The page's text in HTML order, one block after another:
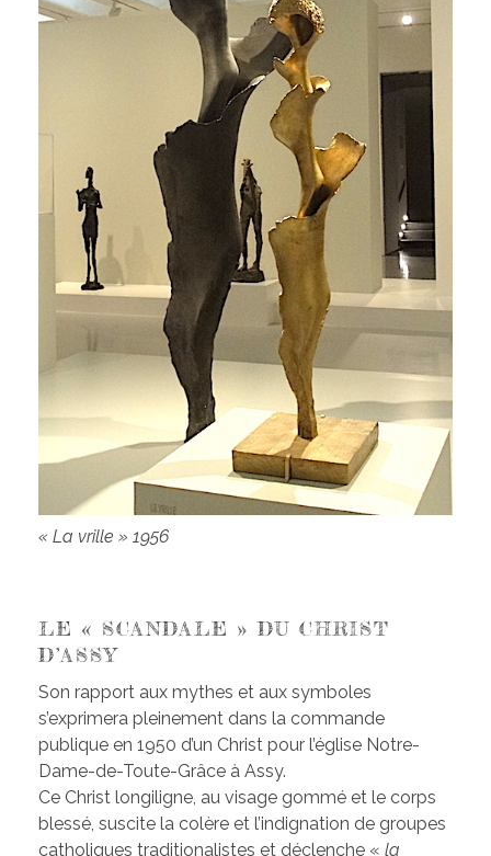
« La vrille » 1956
LE « SCANDALE » DU CHRIST
D’ASSY
Son rapport aux mythes et aux symboles
s’exprimera pleinement dans la commande
publique en 1950 d’un Christ pour l’église Notre-
Dame-de-Toute-Grâce à Assy.
Ce Christ longiligne, au visage gommé et le corps
blessé, suscite la colère et l’indignation de groupes
catholiques traditionalistes et déclenche « la